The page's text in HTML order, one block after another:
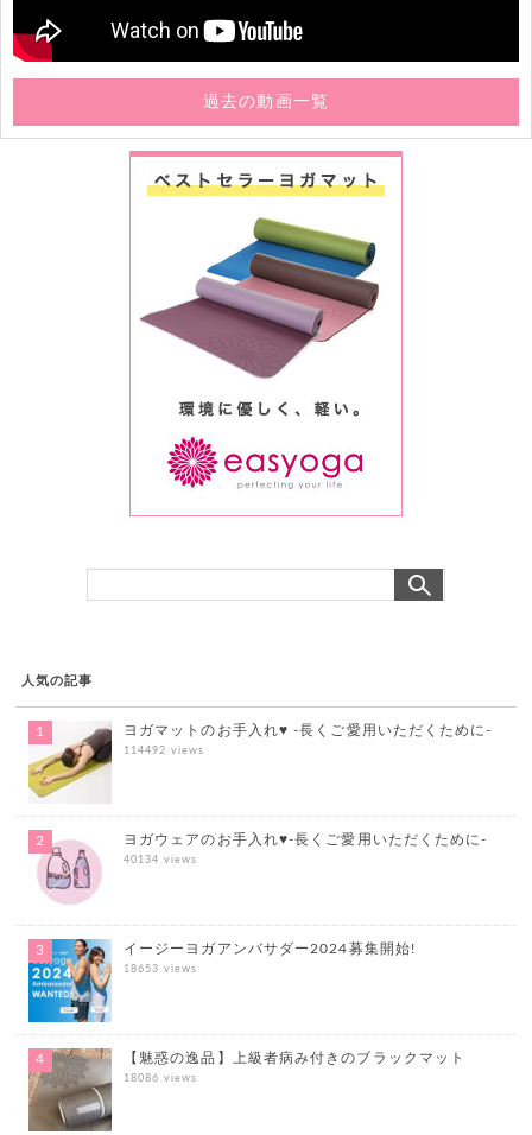
過去の動画一覧
人気の記事
ヨガマットのお手入れ♥ -長くご愛用いただくために-
114492 views
ヨガウェアのお手入れ♥-長くご愛用いただくために-
40134 views
イージーヨガアンバサダー2024募集開始!
18653 views
【魅惑の逸品】上級者病み付きのブラックマット
18086 views